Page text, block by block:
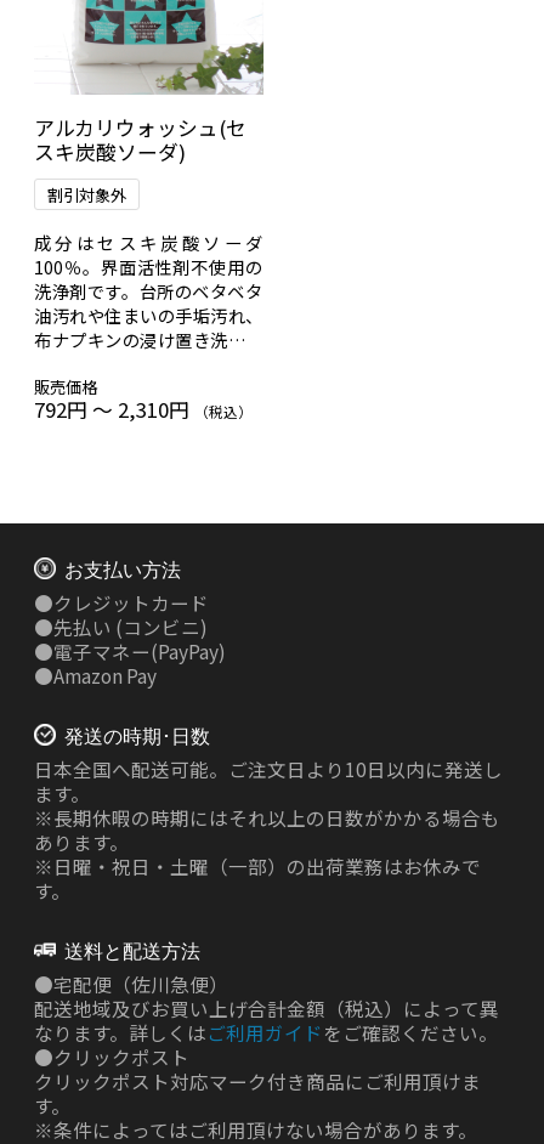
アルカリウォッシュ(セ
スキ炭酸ソーダ)
割引対象外
成分はセスキ炭酸ソーダ
100％。界面活性剤不使用の
洗浄剤です。台所のベタベタ
油汚れや住まいの手垢汚れ、
布ナプキンの浸け置き洗いな
いください。
販売価格
792円 ～ 2,310円 （税込）
お支払い方法
●クレジットカード
●先払い (コンビニ)
●電子マネー(PayPay)
●Amazon Pay
発送の時期･日数
日本全国へ配送可能。ご注文日より10日以内に発送し
ます。
※長期休暇の時期にはそれ以上の日数がかかる場合も
あります。
※日曜・祝日・土曜（一部）の出荷業務はお休みで
す。
送料と配送方法
●宅配便（佐川急便）
配送地域及びお買い上げ合計金額（税込）によって異
なります。詳しくはご利用ガイド をご確認ください。
●クリックポスト
クリックポスト対応マーク付き商品にご利用頂けま
す。
※条件によってはご利用頂けない場合があります。